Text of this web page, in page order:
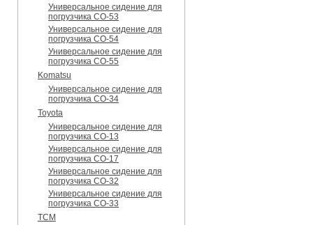
Универсальное сидение для
погрузчика CO-53
Универсальное сидение для
погрузчика CO-54
Универсальное сидение для
погрузчика CO-55
Komatsu
Универсальное сидение для
погрузчика CO-34
Toyota
Универсальное сидение для
погрузчика CO-13
Универсальное сидение для
погрузчика CO-17
Универсальное сидение для
погрузчика CO-32
Универсальное сидение для
погрузчика CO-33
TCM